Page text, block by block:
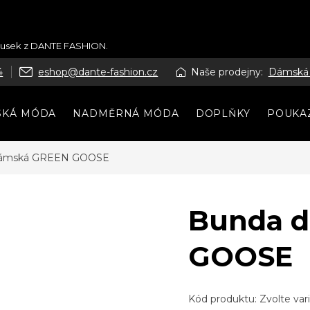
z DANTE FASHION.
eshop@dante-fashion.cz Naše prodejny:
MÓDA NADMĚRNÁ MÓDA DOPLŇKY
GREEN GOOSE
Bunda
GOOSE
Kód produktu: Zvolte